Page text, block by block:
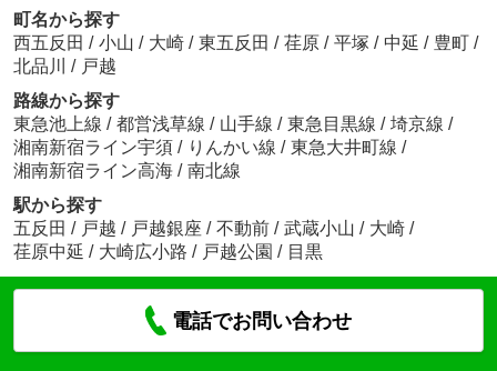
町名から探す
西五反田 / 小山 / 大崎 / 東五反田 / 荏原 / 平塚 / 中延 / 豊町 /
北品川 / 戸越
路線から探す
東急池上線 / 都営浅草線 / 山手線 / 東急目黒線 / 埼京線 /
湘南新宿ライン宇須 / りんかい線 / 東急大井町線 /
湘南新宿ライン高海 / 南北線
駅から探す
五反田 / 戸越 / 戸越銀座 / 不動前 / 武蔵小山 / 大崎 /
荏原中延 / 大崎広小路 / 戸越公園 / 目黒
電話でお問い合わせ